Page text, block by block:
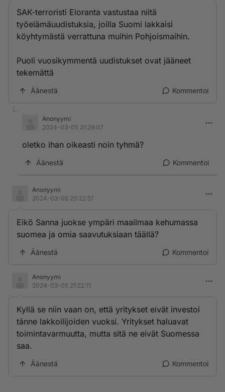
SAK-terroristi Eloranta vastustaa niitä
työelämäuudistuksia, joilla Suomi lakkaisi
köyhtymästä verrattuna muihin Pohjoismaihin.
Puoli vuosikymmentä uudistukset ovat jääneet
tekemättä
Äänestä Kommentoi
Anonyymi
2024-03-05 21:29:07
oletko ihan oikeasti noin tyhmä?
Äänestä Kommentoi
Anonyymi
2024-03-05 20:22:51
Eikö Sanna juokse ympäri maailmaa kehumassa
suomea ja omia saavutuksiaan täällä?
Äänestä Kommentoi
Anonyymi
2024-03-05 21:22:11
Kyllä se niin vaan on, että yritykset eivät investoi
tänne lakkoilijoiden vuoksi. Yritykset haluavat
toimintavarmuutta, mutta sitä ne eivät Suomessa
saa.
Äänestä Kommentoi